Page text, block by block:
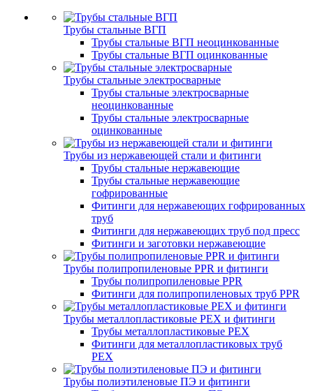
Трубы стальные ВГП
Трубы стальные ВГП неоцинкованные
Трубы стальные ВГП оцинкованные
Трубы стальные электросварные
Трубы стальные электросварные
неоцинкованные
Трубы стальные электросварные
оцинкованные
Трубы из нержавеющей стали и фитинги
Трубы стальные нержавеющие
Трубы стальные нержавеющие
гофрированные
Фитинги для нержавеющих гофрированных
труб
Фитинги для нержавеющих труб под пресс
Фитинги и заготовки нержавеющие
Трубы полипропиленовые PPR и фитинги
Трубы полипропиленовые PPR
Фитинги для полипропиленовых труб PPR
Трубы металлопластиковые PEX и фитинги
Трубы металлопластиковые PEX
Фитинги для металлопластиковых труб
PEX
Трубы полиэтиленовые ПЭ и фитинги